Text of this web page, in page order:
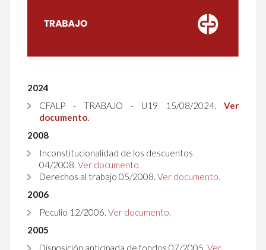
2024
CFALP - TRABAJO - U19 15/08/2024.
Ver
documento.
2008
Inconstitucionalidad de los descuentos
04/2008. Ver documento.
Derechos al trabajo 05/2008. Ver documento.
2006
Peculio 12/2006. Ver documento.
2005
Disposición anticipada de fondos 07/2005. Ver